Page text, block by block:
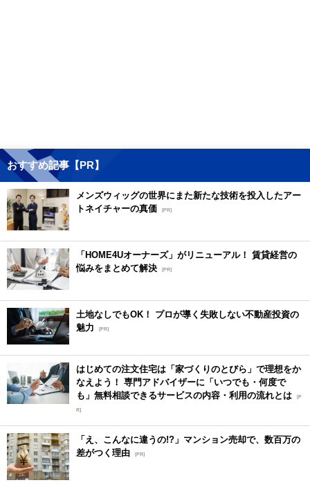
おすすめ記事【PR】
メンズウィッグの世界にまた新たな技術を投入したアー
トネイチャーの真価
[PR]
「HOME4Uオーナーズ」がリニューアル！ 賃貸経営の
悩みをまとめて解決 [PR]
土地なしでもOK！ プロが導く失敗しない不動産投資の
魅力
[PR]
はじめての注文住宅は「家づくりのとびら」で理想をか
なえよう！ 専門アドバイザーに「いつでも・何度で
も」無料相談できるサービスの内容・利用の流れとは [P
R]
「え、こんなに違うの!?」マンション売却で、数百万の
差がつく理由 [PR]